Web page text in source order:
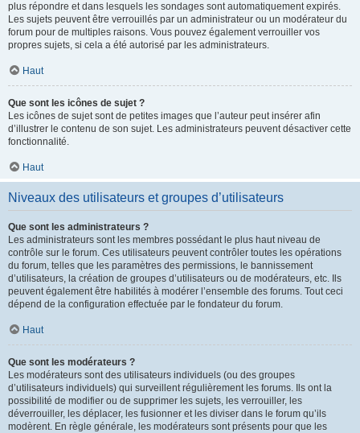
plus répondre et dans lesquels les sondages sont automatiquement expirés.
Les sujets peuvent être verrouillés par un administrateur ou un modérateur du
forum pour de multiples raisons. Vous pouvez également verrouiller vos
propres sujets, si cela a été autorisé par les administrateurs.
Haut
Que sont les icônes de sujet ?
Les icônes de sujet sont de petites images que l’auteur peut insérer afin
d’illustrer le contenu de son sujet. Les administrateurs peuvent désactiver cette
fonctionnalité.
Haut
Niveaux des utilisateurs et groupes d’utilisateurs
Que sont les administrateurs ?
Les administrateurs sont les membres possédant le plus haut niveau de
contrôle sur le forum. Ces utilisateurs peuvent contrôler toutes les opérations
du forum, telles que les paramètres des permissions, le bannissement
d’utilisateurs, la création de groupes d’utilisateurs ou de modérateurs, etc. Ils
peuvent également être habilités à modérer l’ensemble des forums. Tout ceci
dépend de la configuration effectuée par le fondateur du forum.
Haut
Que sont les modérateurs ?
Les modérateurs sont des utilisateurs individuels (ou des groupes
d’utilisateurs individuels) qui surveillent régulièrement les forums. Ils ont la
possibilité de modifier ou de supprimer les sujets, les verrouiller, les
déverrouiller, les déplacer, les fusionner et les diviser dans le forum qu’ils
modèrent. En règle générale, les modérateurs sont présents pour que les